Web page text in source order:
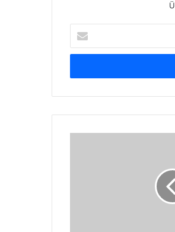
Posta
adresinizi